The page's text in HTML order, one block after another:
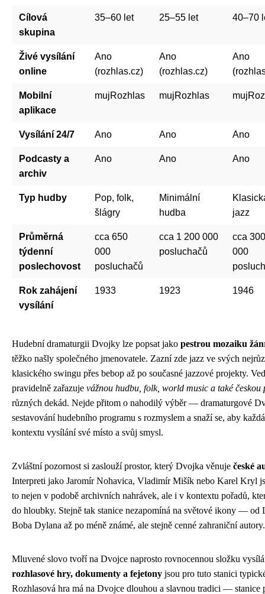
Cílová
skupina
35–60 let 25–55 let 40–70
Živé vysílání
online
Ano
(rozhlas.cz)
Ano
(rozhlas.cz)
Ano
Mobilní
aplikace
mujRozhlas mujRozhlas
Vysílání 24/7 Ano Ano Ano
Podcasty a
archiv
Ano Ano Ano
Typ hudby
Pop, folk,
šlágry
Minimální
hudba
jazz
Průměrná
týdenní
poslechovost
cca 650
000
posluchačů
cca 1 200 000
posluchačů
cca 300
000
Rok zahájení
vysílání
1933 1923 1946
Hudební dramaturgii Dvojky lze popsat jako pestrou mozaiku
těžko našly společného jmenovatele. Zazní zde jazz ve svých
klasického swingu přes bebop až po současné jazzové projekty.
pravidelně zařazuje vážnou hudbu, folk, world music a také
různých dekád. Nejde přitom o nahodilý výběr — dramaturgové
sestavování hudebního programu s rozmyslem a snaží se, aby
kontextu vysílání své místo a svůj smysl.
Zvláštní pozornost si zaslouží prostor, který Dvojka věnuje české
Interpreti jako Jaromír Nohavica, Vladimír Mišík nebo Karel Kryl
to nejen v podobě archivních nahrávek, ale i v kontextu pořadů,
do hloubky. Stejně tak stanice nezapomíná na světové ikony — od
Boba Dylana až po méně známé, ale stejně cenné zahraniční autory.
Mluvené slovo tvoří na Dvojce naprosto rovnocennou složku
rozhlasové hry, dokumenty a fejetony jsou pro tuto stanici
Rozhlasová hra má na Dvojce dlouhou a slavnou tradici — stanice